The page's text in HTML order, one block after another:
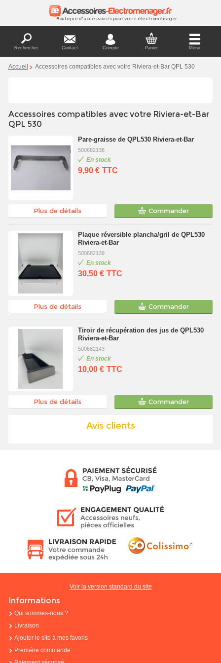
Boutique d'accessoires pour votre électroménager
Rechercher Contact Compte Panier Menu
Accueil Accessoires compatibles avec votre Riviera-et-Bar QPL 530
Accessoires compatibles avec votre Riviera-et-Bar
QPL 530
Pare-graisse de QPL530 Riviera-et-Bar
500682138
En stock
9,90 € TTC
Plus de détails Commander
Plaque réversible plancha/gril de QPL530
Riviera-et-Bar
500682139
En stock
30,50 € TTC
Plus de détails Commander
Tiroir de récupération des jus de QPL530
Riviera-et-Bar
500682143
En stock
10,00 € TTC
Plus de détails Commander
Avis clients
Voir la version standard du site
Informations
Qui sommes-nous ?
Livraison
Ajouter le site à mes favoris
Première commande